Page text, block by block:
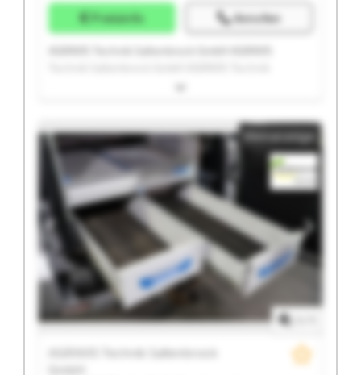
Preisinfo Anrufen
Saltenbrock GmbH AGRAVIS Technik Saltenbrock
Technik Saltenbrock GmbH AGRAVIS Technik
Saltenbrock GmbH AGRAVIS Technik Saltenbrock
GmbH AGRAVIS Technik Saltenbrock GmbH AGRAVIS
Technik Saltenbrock GmbH AGRAVIS Technik
Saltenbrock GmbH AGRAVIS Technik Saltenbrock
GmbH AGRAVIS Technik Saltenbrock GmbH AGRAVIS
Technik Saltenbrock GmbH AGRAVIS Technik
Saltenbrock GmbH AGRAVIS Technik Saltenbrock
GmbH AGRAVIS Technik Saltenbrock GmbH AGRAVIS
Technik Saltenbrock GmbH AGRAVIS Technik
Saltenbrock GmbH AGRAVIS Technik Saltenbrock
Kleinanzeige
AGRAVIS Technik Saltenbrock